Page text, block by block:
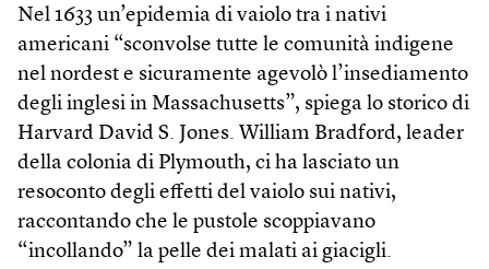
Nel 1633 un’epidemia di vaiolo tra i nativi
americani “sconvolse tutte le comunità indigene
nel nordest e sicuramente agevolò l’insediamento
degli inglesi in Massachusetts”, spiega lo storico di
Harvard David S. Jones. William Bradford, leader
della colonia di Plymouth, ci ha lasciato un
resoconto degli effetti del vaiolo sui nativi,
raccontando che le pustole scoppiavano
“incollando” la pelle dei malati ai giacigli.